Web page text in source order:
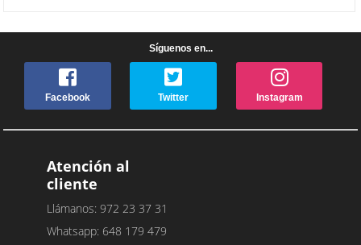
Síguenos en...
Facebook Twitter Instagram
Atención al
cliente
Llámanos: 972 23 37 31
Whatsapp: 648 179 479